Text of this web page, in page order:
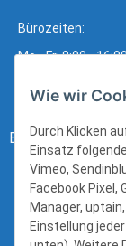
Bürozeiten:
Mo - Fr: 8:00 -
Bezahlung:
Wie wir
Durch Klicken
Einsatz
Vimeo,
Facebook Pixel,
Manager,
Einstellung